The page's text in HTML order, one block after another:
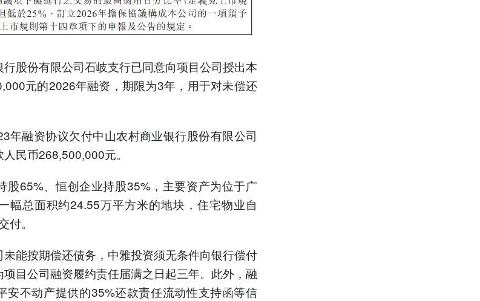
股份有限公司石岐支行已同意向项目公司授出本
元的2026年融资，期限为3年，用于对未偿还
年融资协议欠付中山农村商业银行股份有限公司
民币268,500,000元。
股65%、恒创企业持股35%，主要资产为位于广
幅总面积约24.55万平方米的地块，住宅物业自
。
能按期偿还债务，中雅投资须无条件向银行偿付
目公司融资履约责任届满之日起三年。此外，融
安不动产提供的35%还款责任流动性支持函等信